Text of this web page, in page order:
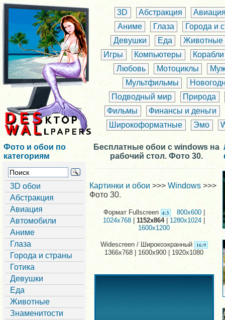
3D Абстракция
Аниме
Глаза
Города и
Девушки
Еда
Животные
Игры
Компьютеры
Корабли
Любовь
Мотоциклы
Мультфильмы
Подводный мир
Природа
Фильмы
Финансы и деньги
Широкоформатные
Эмо
Фото и обои по
категориям
3D обои
Абстракция
Авиация
Автомобили
Аниме
Глаза
Города и страны
Готика
Девушки
Еда
Животные
Знаменитости
Бесплатные обои с windows на
рабочий стол. Фото 30.
Картинки и обои >>> Windows >>>
Фото 30.
Формат Fullscreen 800x600
1024x768 |1152x864|1280x1024
1600x1200
Widescreen / Широкоэкранный
1366x768 | 1600x900 | 1920x1080